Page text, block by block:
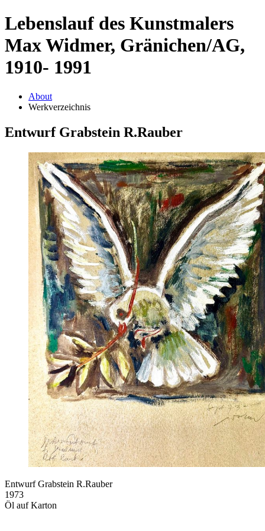
Lebenslauf des Kunstmalers
Max Widmer, Gränichen/AG,
1910- 1991
About
Werkverzeichnis
Entwurf Grabstein R.Rauber
Entwurf Grabstein R.Rauber
1973
Öl auf Karton